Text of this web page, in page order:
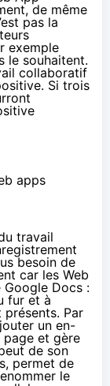
de même
pas la
exemple
le souhaitent.
collaboratif
Si trois
travail
besoin de
car les Web
Docs :
fur et à
présents. Par
un en-
et gère
de son
permet de
le